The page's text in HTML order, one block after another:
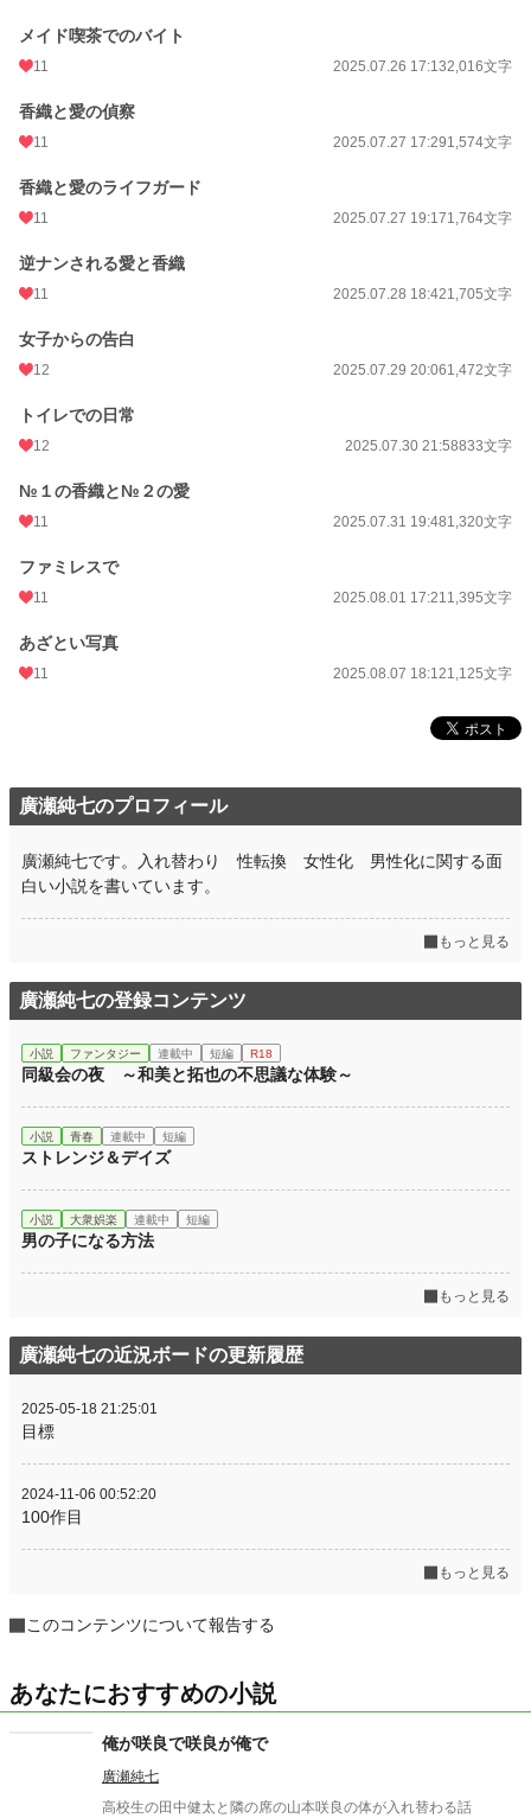
メイド喫茶でのバイト
11 2025.07.26 17:132,016文字
香織と愛の偵察
11 2025.07.27 17:291,574文字
香織と愛のライフガード
11 2025.07.27 19:171,764文字
逆ナンされる愛と香織
11 2025.07.28 18:421,705文字
女子からの告白
12 2025.07.29 20:061,472文字
トイレでの日常
12 2025.07.30 21:58833文字
№１の香織と№２の愛
11 2025.07.31 19:481,320文字
ファミレスで
11 2025.08.01 17:211,395文字
あざとい写真
11 2025.08.07 18:121,125文字
廣瀬純七のプロフィール
廣瀬純七です。入れ替わり 性転換 女性化 男性化に関する面
白い小説を書いています。
もっと見る
廣瀬純七の登録コンテンツ
小説 ファンタジー 連載中 短編 R18
同級会の夜 ～和美と拓也の不思議な体験～
小説 青春 連載中 短編
ストレンジ＆デイズ
小説 大衆娯楽 連載中 短編
男の子になる方法
もっと見る
廣瀬純七の近況ボードの更新履歴
2025-05-18 21:25:01
目標
2024-11-06 00:52:20
100作目
もっと見る
このコンテンツについて報告する
あなたにおすすめの小説
俺が咲良で咲良が俺で
廣瀬純七
高校生の田中健太と隣の席の山本咲良の体が入れ替わる話